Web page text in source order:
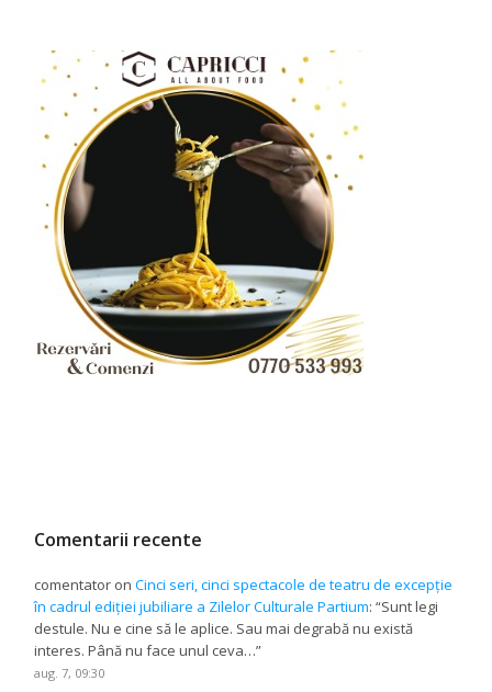
Comentarii recente
comentator onCinci seri, cinci spectacole de teatru de excepție
în cadrul ediției jubiliare a Zilelor Culturale Partium: “Sunt legi
destule. Nu e cine să le aplice. Sau mai degrabă nu există
interes. Până nu face unul ceva…”
aug. 7, 09:30